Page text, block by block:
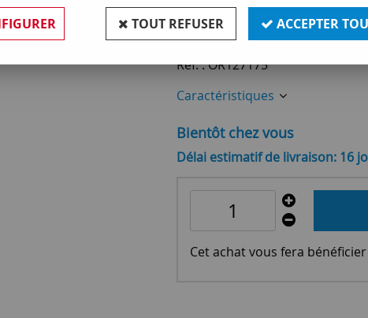
72,90 €TTC
Réf. :OR127175
Caractéristiques
Bientôt chez vous
Délai estimatif de livraison: 16
Cet achat vous fera
TOUT REFUSER ACCEPTER